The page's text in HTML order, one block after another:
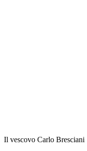
Il vescovo Carlo Bresciani